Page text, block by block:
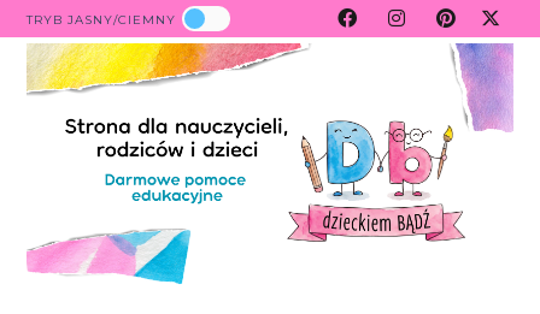
TRYB JASNY/CIEMNY